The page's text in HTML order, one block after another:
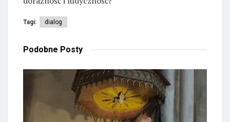
Tagi: dialog
Podobne Posty